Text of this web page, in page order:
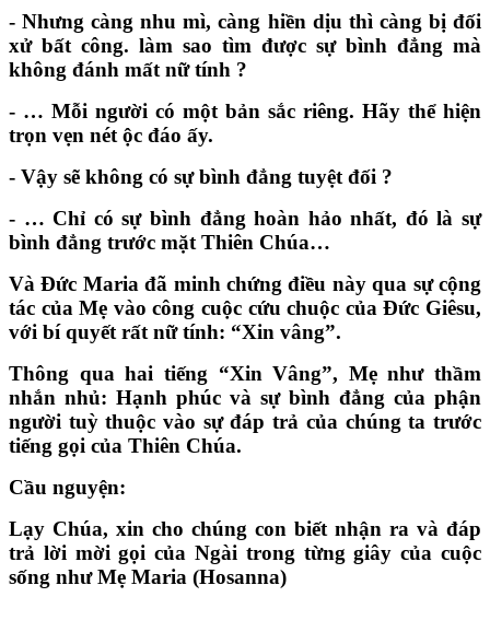
- Nhưng càng nhu mì, càng hiền dịu thì càng bị đối
xử bất công. làm sao tìm được sự bình đẳng mà
không đánh mất nữ tính ?
- … Mỗi người có một bản sắc riêng. Hãy thể hiện
trọn vẹn nét ộc đáo ấy.
- Vậy sẽ không có sự bình đẳng tuyệt đối ?
- … Chỉ có sự bình đẳng hoàn hảo nhất, đó là sự
bình đẳng trước mặt Thiên Chúa…
Và Đức Maria đã minh chứng điều này qua sự cộng
tác của Mẹ vào công cuộc cứu chuộc của Đức Giêsu,
với bí quyết rất nữ tính: “Xin vâng”.
Thông qua hai tiếng “Xin Vâng”, Mẹ như thầm
nhắn nhủ: Hạnh phúc và sự bình đẳng của phận
người tuỳ thuộc vào sự đáp trả của chúng ta trước
tiếng gọi của Thiên Chúa.
Cầu nguyện:
Lạy Chúa, xin cho chúng con biết nhận ra và đáp
trả lời mời gọi của Ngài trong từng giây của cuộc
sống như Mẹ Maria (Hosanna)